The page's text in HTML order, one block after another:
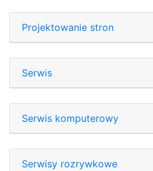
Projektowanie stron
Serwis
Serwis komputerowy
Serwisy rozrywkowe